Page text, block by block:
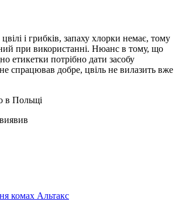
і грибків, запаху хлорки немає, тому
при використанні. Нюанс в тому, що
етикетки потрібно дати засобу
спрацював добре, цвіль не вилазить вже
в Польщі